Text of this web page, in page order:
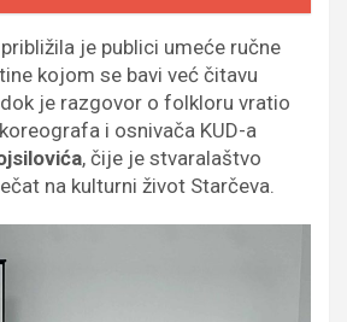
približila je publici umeće ručne
kojom se bavi već čitavu
je razgovor o folkloru vratio
i osnivača KUD-a
, čije je stvaralaštvo
na kulturni život Starčeva.